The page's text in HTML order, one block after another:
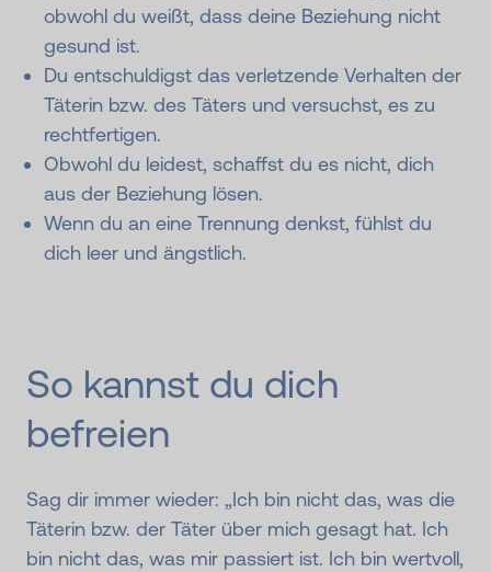
obwohl du weißt, dass deine Beziehung nicht
gesund ist.
Du entschuldigst das verletzende Verhalten der
Täterin bzw. des Täters und versuchst, es zu
rechtfertigen.
Obwohl du leidest, schaffst du es nicht, dich
aus der Beziehung lösen.
Wenn du an eine Trennung denkst, fühlst du
dich leer und ängstlich.
So kannst du dich
befreien
Sag dir immer wieder: „Ich bin nicht das, was die
Täterin bzw. der Täter über mich gesagt hat. Ich
bin nicht das, was mir passiert ist. Ich bin wertvoll,